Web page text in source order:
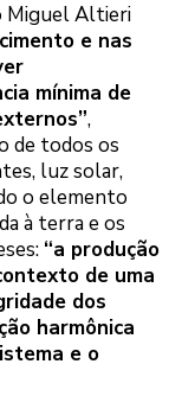
Miguel Altieri
e nas
mínima de
,
de todos os
luz solar,
o elemento
à terra e os
“a produção
de uma
dos
harmônica
e o